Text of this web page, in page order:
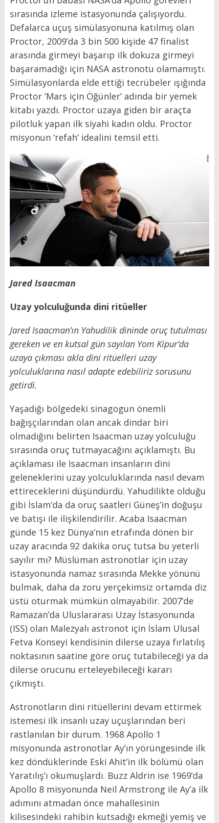
sırasında izleme istasyonunda çalışıyordu.
Defalarca uçuş simülasyonuna katılmış olan
Proctor, 2009’da 3 bin 500 kişide 47 finalist
arasında girmeyi başarıp ilk dokuza girmeyi
başaramadığı için NASA astronotu olamamıştı.
Simülasyonlarda elde ettiği tecrübeler ışığında
Proctor ‘Mars için Öğünler’ adında bir yemek
kitabı yazdı. Proctor uzaya giden bir araçta
pilotluk yapan ilk siyahi kadın oldu. Proctor
misyonun ‘refah’ idealini temsil etti.
Jared Isaacman
Uzay yolculuğunda dini ritüeller
Jared Isaacman’ın Yahudilik dininde oruç tutulması
gereken ve en kutsal gün sayılan Yom Kipur’da
uzaya çıkması akla dini ritüelleri uzay
yolculuklarına nasıl adapte edebiliriz sorusunu
getirdi.
Yaşadığı bölgedeki sinagogun önemli
bağışçılarından olan ancak dindar biri
olmadığını belirten Isaacman uzay yolculuğu
sırasında oruç tutmayacağını açıklamıştı. Bu
açıklaması ile Isaacman insanların dini
geleneklerini uzay yolculuklarında nasıl devam
ettireceklerini düşündürdü. Yahudilikte olduğu
gibi İslam’da da oruç saatleri Güneş’in doğuşu
ve batışı ile ilişkilendirilir. Acaba Isaacman
günde 15 kez Dünya’nın etrafında dönen bir
uzay aracında 92 dakika oruç tutsa bu yeterli
sayılır mı? Müslüman astronotlar için uzay
istasyonunda namaz sırasında Mekke yönünü
bulmak, daha da zoru yerçekimsiz ortamda diz
üstü oturmak mümkün olmayabilir. 2007’de
Ramazan’da Uluslararası Uzay İstasyonunda
(ISS) olan Malezyalı astronot için İslam Ulusal
Fetva Konseyi kendisinin dilerse uzaya fırlatılış
noktasının saatine göre oruç tutabileceği ya da
dilerse orucunu erteleyebileceği kararı
çıkmıştı.
Astronotların dini ritüellerini devam ettirmek
istemesi ilk insanlı uzay uçuşlarından beri
rastlanılan bir durum. 1968 Apollo 1
misyonunda astronotlar Ay’ın yörüngesinde ilk
kez döndüklerinde Eski Ahit’in ilk bölümü olan
Yaratılış’ı okumuşlardı. Buzz Aldrin ise 1969’da
Apollo 8 misyonunda Neil Armstrong ile Ay’a ilk
adımını atmadan önce mahallesinin
kilisesindeki rahibin kutsadığı ekmeği yemiş ve